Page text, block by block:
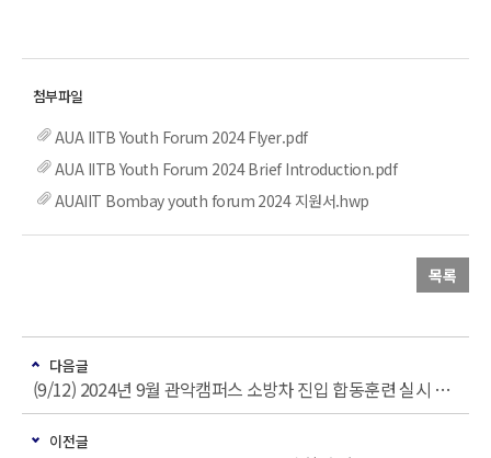
AUA IITB Youth Forum 2024 Flyer.pdf
AUA IITB Youth Forum 2024 Brief Introduction.pdf
AUAIIT Bombay youth forum 2024 지원서.hwp
목록
다음글
(9/12) 2024년 9월 관악캠퍼스 소방차 진입 합동훈련 실시 안내
이전글